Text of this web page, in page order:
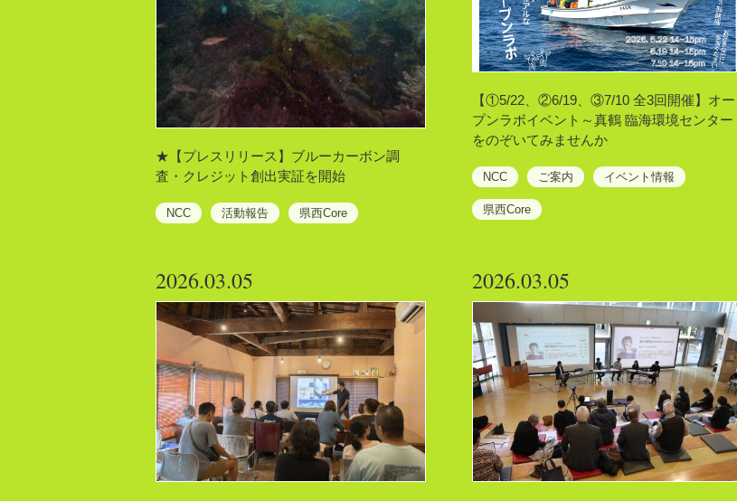
★【プレスリリース】ブルーカーボン調
査・クレジット創出実証を開始
NCC 活動報告 県西Core
【①5/22、②6/19、③7/10 全3回開催】オー
プンラボイベント～真鶴 臨海環境センター
をのぞいてみませんか
NCC ご案内 イベント情報
県西Core
2026.03.05 2026.03.05